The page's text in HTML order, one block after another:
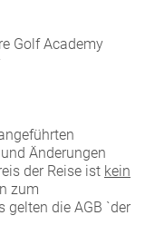
Golf Academy
Änderungen
der Reise ist kein
zum
gelten die AGB `der